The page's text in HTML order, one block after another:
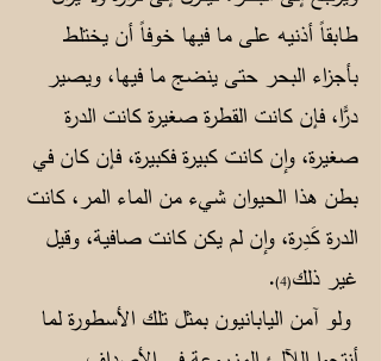
طابقاً أذنيه على ما فيها خوفاً أن يختلط
بأجزاء البحر حتى ينضج ما فيها، ويصير
درًّا، فإن كانت القطرة صغيرة كانت الدرة
صغيرة، وإن كانت كبيرة فكبيرة، فإن كان في
بطن هذا الحيوان شيء من الماء المر، كانت
الدرة كَدِرة، وإن لم يكن كانت صافية، وقيل
غير ذلك(4)
.
ولو آمن اليابانيون بمثل تلك الأسطورة لما